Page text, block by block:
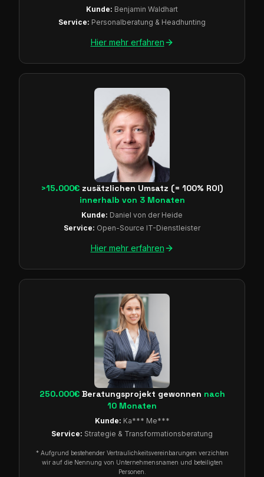
Kunde: Benjamin Waldhart
Service: Personalberatung & Headhunting
Hier mehr erfahren
>15.000€ zusätzlichen Umsatz (= 100% ROI)
innerhalb von 3 Monaten
Kunde: Daniel von der Heide
Service: Open-Source IT-Dienstleister
Hier mehr erfahren
250.000€ Beratungsprojekt gewonnen nach
10 Monaten
Kunde: Ka*** Me***
Service: Strategie & Transformationsberatung
* Aufgrund bestehender Vertraulichkeitsvereinbarungen verzichten
wir auf die Nennung von Unternehmensnamen und beteiligten
Personen.